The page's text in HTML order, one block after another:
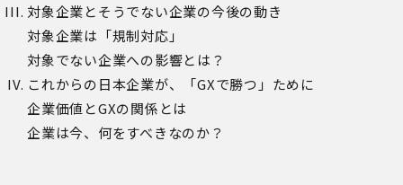
対象企業とそうでない企業の今後の動き
対象企業は「規制対応」
対象でない企業への影響とは？
これからの日本企業が、「GXで勝つ」ために
企業価値とGXの関係とは
企業は今、何をすべきなのか？